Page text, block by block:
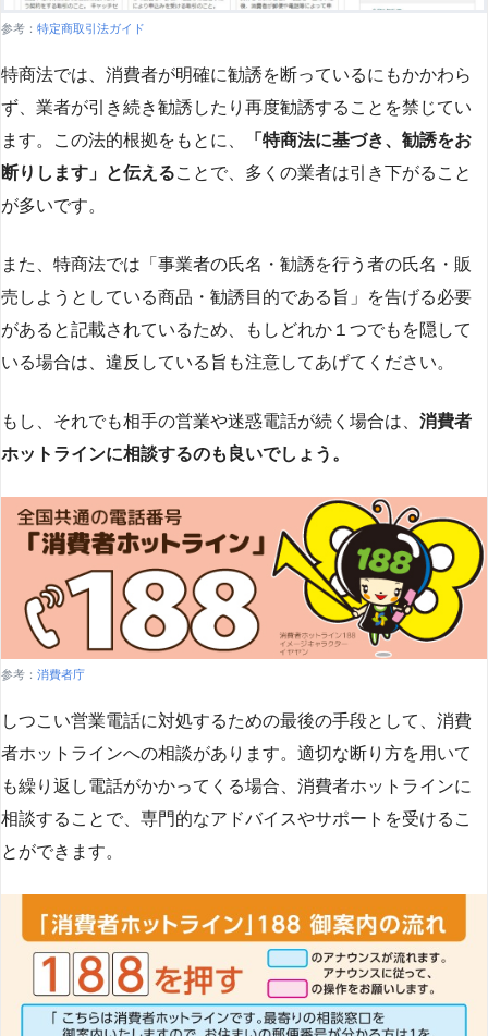
参考： 特定商取引法ガイド
特商法では、消費者が明確に勧誘を断っているにもかかわら
ず、業者が引き続き勧誘したり再度勧誘することを禁じてい
ます。この法的根拠をもとに、
「特商法に基づき、勧誘をお
断りします」と伝えることで、多くの業者は引き下がること
が多いです​​。
また、特商法では「事業者の氏名・勧誘を行う者の氏名・販
売しようとしている商品・勧誘目的である旨」を告げる必要
があると記載されているため、もしどれか１つでもを隠して
いる場合は、違反している旨も注意してあげてください。
もし、それでも相手の営業や迷惑電話が続く場合は、 消費者
ホットラインに相談するのも良いでしょう。
参考： 消費者庁
しつこい営業電話に対処するための最後の手段として、消費
者ホットラインへの相談があります。適切な断り方を用いて
も繰り返し電話がかかってくる場合、消費者ホットラインに
相談することで、専門的なアドバイスやサポートを受けるこ
とができます​​。